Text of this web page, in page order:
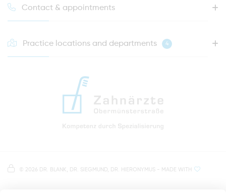
Contact & appointments
info@zahnaerzte-in-regensburg.de
Practice locations and departments 4
© 2026 DR. BLANK, DR. SIEGMUND, DR. HIERONYMUS - MADE WITH